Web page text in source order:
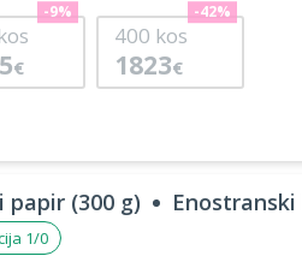
kos
€
-9%
400 kos
1823€
-42%
(300 g)
1/0